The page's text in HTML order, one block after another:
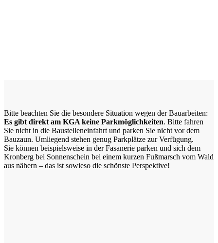
Bitte beachten Sie die besondere Situation wegen der Bauarbeiten:
Es gibt direkt am KGA keine Parkmöglichkeiten. Bitte fahren
Sie nicht in die Baustelleneinfahrt und parken Sie nicht vor dem
Bauzaun. Umliegend stehen genug Parkplätze zur Verfügung.
Sie können beispielsweise in der Fasanerie parken und sich dem
Kronberg bei Sonnenschein bei einem kurzen Fußmarsch vom Wald
aus nähern – das ist sowieso die schönste Perspektive!